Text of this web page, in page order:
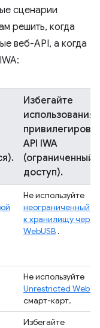
сценарии
решить, когда
веб-API, а когда
Избегайте
использования
API IWA
(ограниченный
доступ).
Не используйте
неограниченный
к хранилищу через
WebUSB .
Не используйте
Unrestricted
смарт-карт.
Избегайте